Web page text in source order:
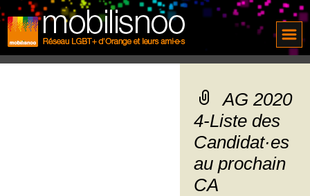
AG 2020
4-Liste des
Candidat·es
au prochain
CA